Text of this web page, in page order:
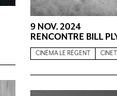
9 NOV. 2024
RENCONTRE BILL
CINÉMA LE RÉGENT